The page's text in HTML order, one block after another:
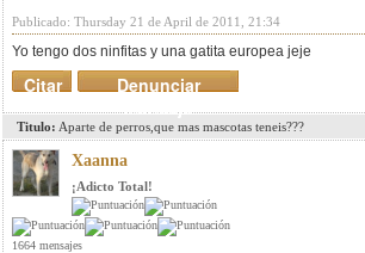
Publicado: Thursday 21 de April de 2011, 21:34
Yo tengo dos ninfitas y una gatita europea jeje
Denunciar
mensaje
Citar
Titulo: Aparte de perros,que mas mascotas teneis???
Xaanna
¡Adicto Total!
1664 mensajes